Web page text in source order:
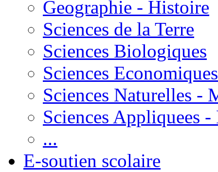
Geographie - Histoire
Sciences de la Terre
Sciences Biologiques
Sciences Economiques
Sciences Naturelles -
Sciences Appliquees
...
E-soutien scolaire